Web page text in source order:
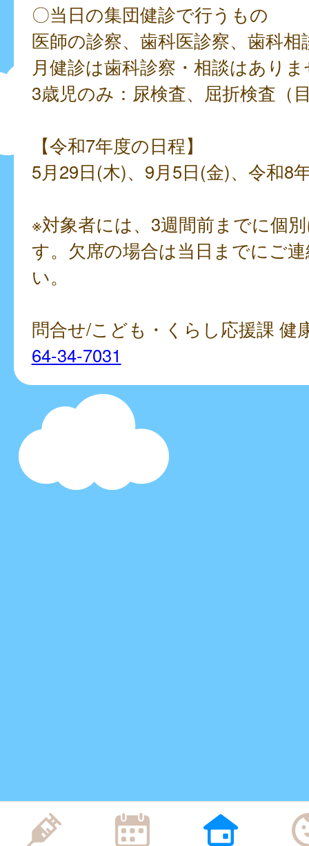
〇当日の集団健診で行うもの
医師の診察、歯科医診察、歯科相
月健診は歯科診察・相談はあり
3歳児のみ：尿検査、屈折検査（
【令和7年度の日程】
5月29日(木)、9月5日(金)、令和8
※対象者には、3週間前までに個
す。欠席の場合は当日までにご
い。
問合せ/こども・くらし応援課
64-34-7031